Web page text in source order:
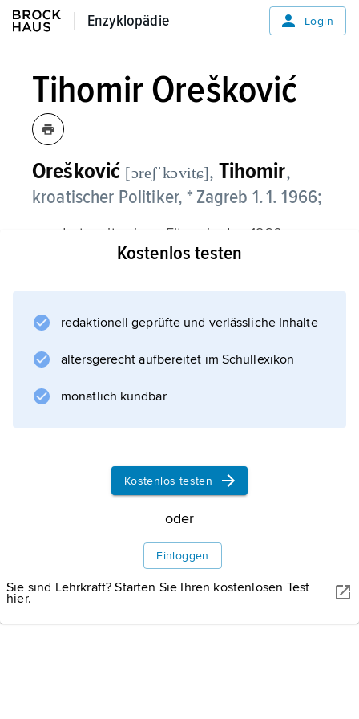
Enzyklopädie
Enzyklopädie Login
Tihomir Orešković
Orešković [ɔreʃˈkɔvitɕ], Tihomir,
kroatischer Politiker, * Zagreb 1. 1. 1966;
wanderte mit seinen Eltern in den 1960er-
Jahren nach Kanada aus; absolvierte an der
1985–89 einen Bachelorstudiengang in
Masterstudiengang in Betriebswirtschaft,
Rechnungswesen und
Informationstechnologie. Ab 1992 machte er
, dann ab 2005 bei Teva
Kostenlos testen
redaktionell geprüfte und verlässliche Inhalte
altersgerecht aufbereitet im Schullexikon
monatlich kündbar
Kostenlos testen
oder
Einloggen
Sie sind Lehrkraft? Starten Sie Ihren kostenlosen Test
hier.